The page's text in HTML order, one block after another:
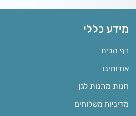
מידע כללי
דף הבית
אודותינו
חנות מתנות לגן
מדיניות משלוחים